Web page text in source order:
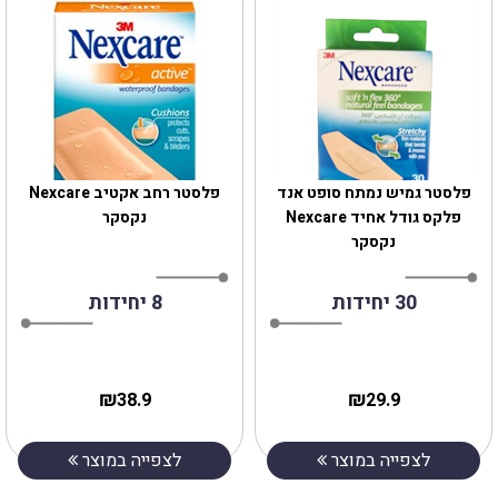
פלסטר רחב אקטיב Nexcare
נקסקר
8 יחידות
38.9
₪
לצפייה במוצר
פלסטר גמיש נמתח סופט אנד
פלקס גודל אחיד Nexcare
נקסקר
30 יחידות
29.9
₪
לצפייה במוצר